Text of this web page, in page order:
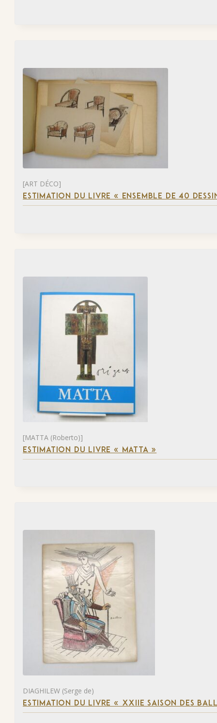
[ART DÉCO]
ESTIMATION DU LIVRE « ENSEMBLE DE 40
[MATTA (Roberto)]
ESTIMATION DU LIVRE « MATTA »
DIAGHILEW (Serge de)
ESTIMATION DU LIVRE « XXIIE SAISON DES